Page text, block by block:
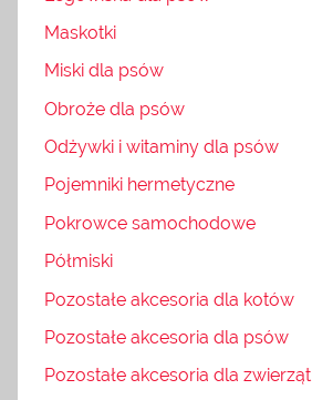
Maskotki
Miski dla psów
Obroże dla psów
Odżywki i witaminy dla psów
Pojemniki hermetyczne
Pokrowce samochodowe
Półmiski
Pozostałe akcesoria dla kotów
Pozostałe akcesoria dla psów
Pozostałe akcesoria dla zwierząt